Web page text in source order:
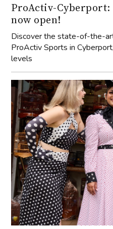
ProActiv-Cyberport:
now open!
Discover the state-of-the-
ProActiv Sports in
levels